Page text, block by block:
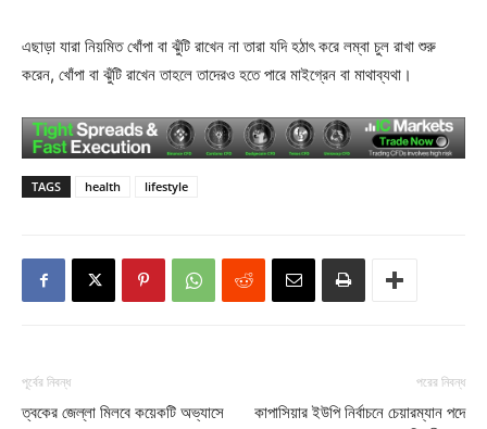
এছাড়া যারা নিয়মিত খোঁপা বা ঝুঁটি রাখেন না তারা যদি হঠাৎ করে লম্বা চুল রাখা শুরু
করেন, খোঁপা বা ঝুঁটি রাখেন তাহলে তাদেরও হতে পারে মাইগ্রেন বা মাথাব্যথা।
TAGS health lifestyle
পূর্বের নিবন্ধ
ত্বকের জেল্লা মিলবে কয়েকটি অভ্যাসে
পরের নিবন্ধ
কাপাসিয়ার ইউপি নির্বাচনে চেয়ারম্যান পদে